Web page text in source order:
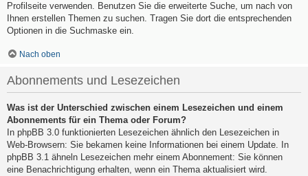
Profilseite verwenden. Benutzen Sie die erweiterte Suche, um nach von
Ihnen erstellen Themen zu suchen. Tragen Sie dort die entsprechenden
Optionen in die Suchmaske ein.
Nach oben
Abonnements und Lesezeichen
Was ist der Unterschied zwischen einem Lesezeichen und einem
Abonnements für ein Thema oder Forum?
In phpBB 3.0 funktionierten Lesezeichen ähnlich den Lesezeichen in
Web-Browsern: Sie bekamen keine Informationen bei einem Update. In
phpBB 3.1 ähneln Lesezeichen mehr einem Abonnement: Sie können
eine Benachrichtigung erhalten, wenn ein Thema aktualisiert wird.